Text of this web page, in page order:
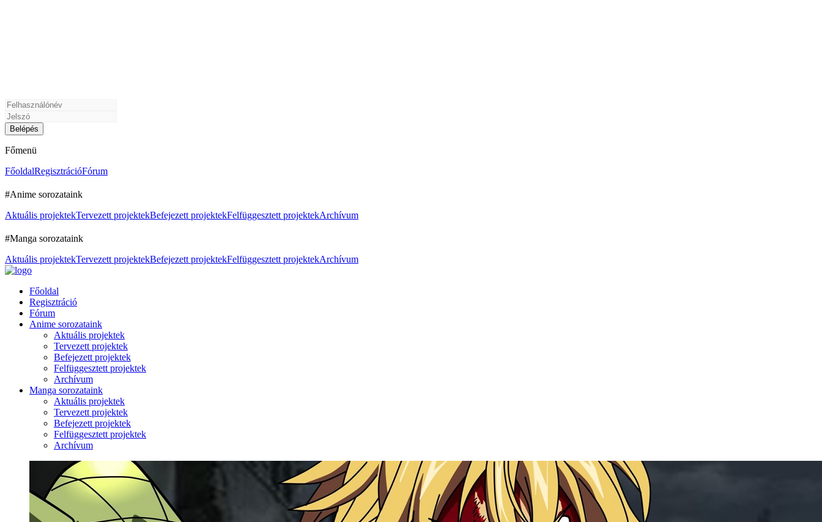
Főmenü
FőoldalRegisztrációFórum
#Anime sorozataink
Aktuális projektekTervezett projektekBefejezett projektekFelfüggesztett projektekArchívum
#Manga sorozataink
Aktuális projektekTervezett projektekBefejezett projektekFelfüggesztett projektekArchívum
Főoldal
Regisztráció
Fórum
Anime sorozataink
Aktuális projektek
Tervezett projektek
Befejezett projektek
Felfüggesztett projektek
Archívum
Manga sorozataink
Aktuális projektek
Tervezett projektek
Befejezett projektek
Felfüggesztett projektek
Archívum